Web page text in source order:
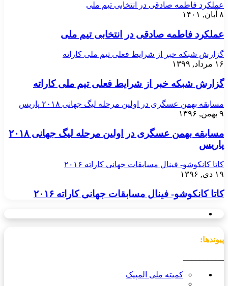
عملکرد فاطمه صادقی در انتخابی تیم ملی
۸ آبان, ۱۴۰۱
عملکرد فاطمه صادقی در انتخابی تیم ملی
گزارش شبکه خبر از شرایط فعلی تیم ملی کاراته
۱۶ مرداد, ۱۳۹۹
گزارش شبکه خبر از شرایط فعلی تیم ملی کاراته
مسابقه بهمن عسگری در اولین مرحله لیگ جهانی ۲۰۱۸ پاریس
۹ بهمن, ۱۳۹۶
مسابقه بهمن عسگری در اولین مرحله لیگ جهانی ۲۰۱۸
پاریس
کاتا کانکوشو- فینال مسابقات جهانی کاراته ۲۰۱۶
۱۹ دی, ۱۳۹۶
کاتا کانکوشو- فینال مسابقات جهانی کاراته ۲۰۱۶
پیوندها:
کمیته ملی المپیک